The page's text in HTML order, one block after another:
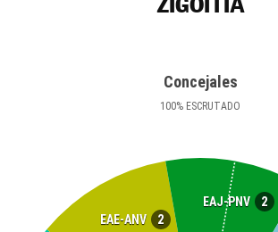
Concejales
100% ESCRUTADO
EAE-ANV 2
EAJ-PNV 2